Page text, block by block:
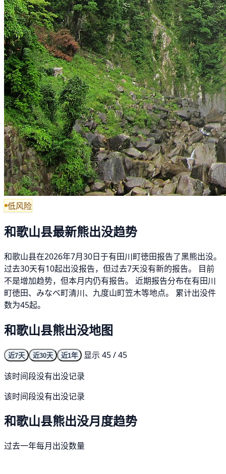
低风险
和歌山县最新熊出没趋势
和歌山县在2026年7月30日于有田川町徳田报告了黑熊出没。
过去30天有10起出没报告，但过去7天没有新的报告。 目前
不是增加趋势，但本月内仍有报告。 近期报告分布在有田川
町徳田、みなべ町清川、九度山町笠木等地点。 累计出没件
数为45起。
和歌山县熊出没地图
近7天 近30天 近1年
显示 45 / 45
该时间段没有出没记录
该时间段没有出没记录
和歌山县熊出没月度趋势
过去一年每月出没数量